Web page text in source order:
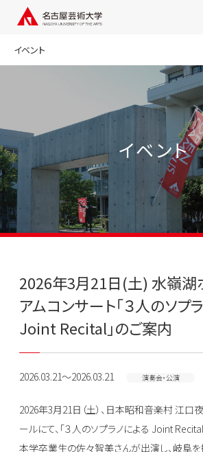
イベント
イベント
2026年3月21日(土) 水嶺湖
アムコンサート「３人のソプ
Joint Recital」のご案内
2026.03.21～2026.03.21 演奏会・公演
2026年3月21日（土）、日本昭和音楽村 江
ールにて、「３人のソプラノによる Joint
本学卒業生の佐々智美さんが出演し、岐阜